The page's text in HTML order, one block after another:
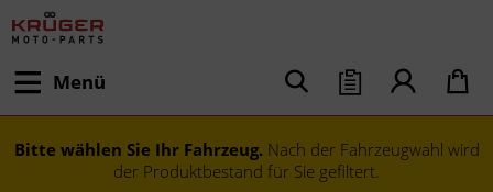
Menü
Bitte wählen Sie Ihr Fahrzeug. Nach der Fahrzeugwahl wird
der Produktbestand für Sie gefiltert.